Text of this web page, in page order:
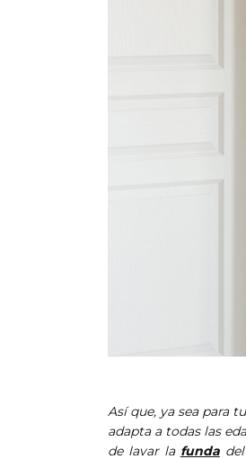
Así que, ya sea para
adapta a todas las
de lavar la fundadel